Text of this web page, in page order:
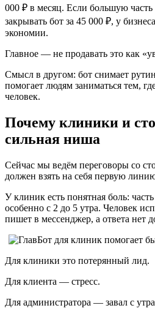
000 ₽ в месяц. Если большую
закрывать бот за 45 000 ₽, у
экономии.
Главное — не продавать это как
Смысл в другом: бот снимает
помогает людям заниматься тем,
человек.
Почему клиники и
сильная ниша
Сейчас мы ведём переговоры со
должен взять на себя первую
У клиник есть понятная боль:
особенно с 2 до 5 утра. Человек
пишет в мессенджер, а ответа нет
Для клиники это потерянный лид.
Для клиента — стресс.
Для администратора — завал с